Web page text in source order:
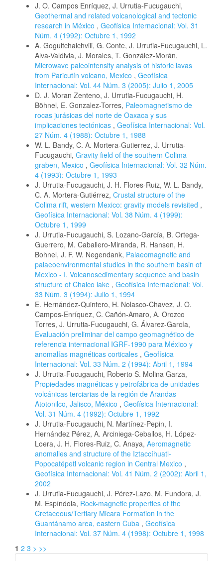
J. O. Campos Enríquez, J. Urrutia-Fucugauchi,
Geothermal and related volcanological and tectonic
research in México , Geofísica Internacional: Vol. 31
Núm. 4 (1992): Octubre 1, 1992
A. Goguitchaichvili, G. Conte, J. Urrutia-Fucugauchi, L.
Alva-Valdivia, J. Morales, T. González-Morán,
Microwave paleointensity analysis of historic lavas
from Paricutín volcano, Mexico , Geofísica
Internacional: Vol. 44 Núm. 3 (2005): Julio 1, 2005
D. J. Moran Zenteno, J. Urrutia-Fucugauchi, H.
Böhnel, E. Gonzalez-Torres, Paleomagnetismo de
rocas jurásicas del norte de Oaxaca y sus
implicaciones tectónicas , Geofísica Internacional: Vol.
27 Núm. 4 (1988): Octubre 1, 1988
W. L. Bandy, C. A. Mortera-Gutierrez, J. Urrutia-
Fucugauchi, Gravity field of the southern Colima
graben, Mexico , Geofísica Internacional: Vol. 32 Núm.
4 (1993): Octubre 1, 1993
J. Urrutia-Fucugauchi, J. H. Flores-Ruiz, W. L. Bandy,
C. A. Mortera-Gutiérrez, Crustal structure of the
Colima rift, western Mexico: gravity models revisited ,
Geofísica Internacional: Vol. 38 Núm. 4 (1999):
Octubre 1, 1999
J. Urrutia-Fucugauchi, S. Lozano-García, B. Ortega-
Guerrero, M. Caballero-Miranda, R. Hansen, H.
Bohnel, J. F. W. Negendank, Palaeomagnetic and
palaeoenvironmental studies in the southern basin of
Mexico - I. Volcanosedimentary sequence and basin
structure of Chalco lake , Geofísica Internacional: Vol.
33 Núm. 3 (1994): Julio 1, 1994
E. Hernández-Quintero, H. Nolasco-Chavez, J. O.
Campos-Enríquez, C. Cañón-Amaro, A. Orozco
Torres, J. Urrutia-Fucugauchi, G. Álvarez-García,
Evaluación preliminar del campo geomagnético de
referencia internacional IGRF-1990 para México y
anomalías magnéticas corticales , Geofísica
Internacional: Vol. 33 Núm. 2 (1994): Abril 1, 1994
J. Urrutia-Fucugauchi, Roberto S. Molina Garza,
Propiedades magnéticas y petrofábrica de unidades
volcánicas terciarias de la región de Arandas-
Atotonilco, Jalisco, México , Geofísica Internacional:
Vol. 31 Núm. 4 (1992): Octubre 1, 1992
J. Urrutia-Fucugauchi, N. Martínez-Pepin, I.
Hernández Pérez, A. Arciniega-Ceballos, H. López-
Loera, J. H. Flores-Ruiz, C. Anaya, Aeromagnetic
anomalies and structure of the Iztaccíhuatl-
Popocatépetl volcanic region in Central Mexico ,
Geofísica Internacional: Vol. 41 Núm. 2 (2002): Abril 1,
2002
J. Urrutia-Fucugauchi, J. Pérez-Lazo, M. Fundora, J.
M. Espíndola, Rock-magnetic properties of the
Cretaceous/Tertiary Micara Formation in the
Guantánamo area, eastern Cuba , Geofísica
Internacional: Vol. 37 Núm. 4 (1998): Octubre 1, 1998
1 2 3 > >>